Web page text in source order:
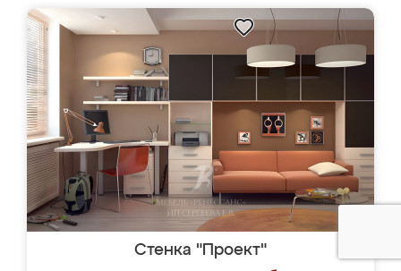
Стенка "Проект"